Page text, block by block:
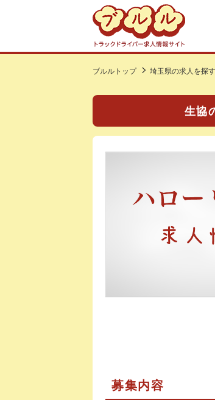
ブルルトップ 埼玉県の求人を探す
生協
募集内容